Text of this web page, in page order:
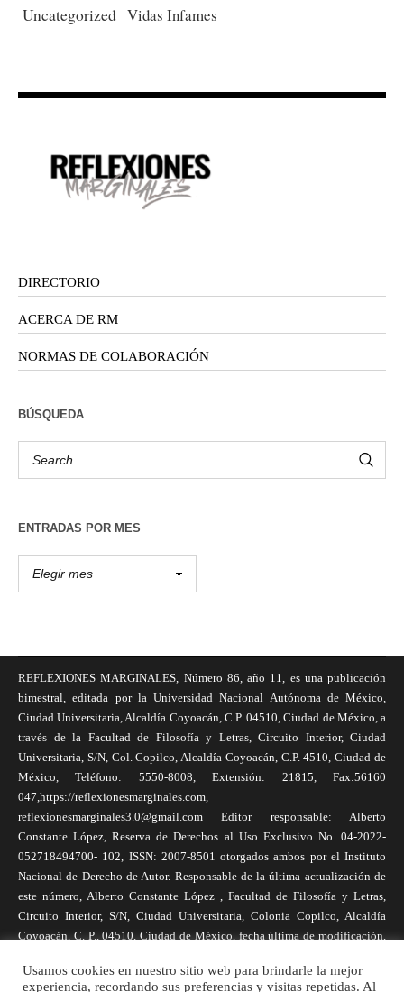
Uncategorized Vidas Infames
DIRECTORIO
ACERCA DE RM
NORMAS DE COLABORACIÓN
BÚSQUEDA
ENTRADAS POR MES
REFLEXIONES MARGINALES, Número 86, año 11, es una publicación
bimestral, editada por la Universidad Nacional Autónoma de México,
Ciudad Universitaria, Alcaldía Coyoacán, C.P. 04510, Ciudad de México, a
través de la Facultad de Filosofía y Letras, Circuito Interior, Ciudad
Universitaria, S/N, Col. Copilco, Alcaldía Coyoacán, C.P. 4510, Ciudad de
México, Teléfono: 5550-8008, Extensión: 21815, Fax:56160
047,https://reflexionesmarginales.com,
reflexionesmarginales3.0@gmail.com Editor responsable: Alberto
Constante López, Reserva de Derechos al Uso Exclusivo No. 04-2022-
052718494700- 102, ISSN: 2007-8501 otorgados ambos por el Instituto
Nacional de Derecho de Autor. Responsable de la última actualización de
este número, Alberto Constante López , Facultad de Filosofía y Letras,
Circuito Interior, S/N, Ciudad Universitaria, Colonia Copilco, Alcaldía
Coyoacán, C. P., 04510, Ciudad de México, fecha última de modificación,
necesariamente reflejan la postura de la revista, ni de Universidad Nacional
Usamos cookies en nuestro sitio web para brindarle la mejor
experiencia, recordando sus preferencias y visitas repetidas. Al